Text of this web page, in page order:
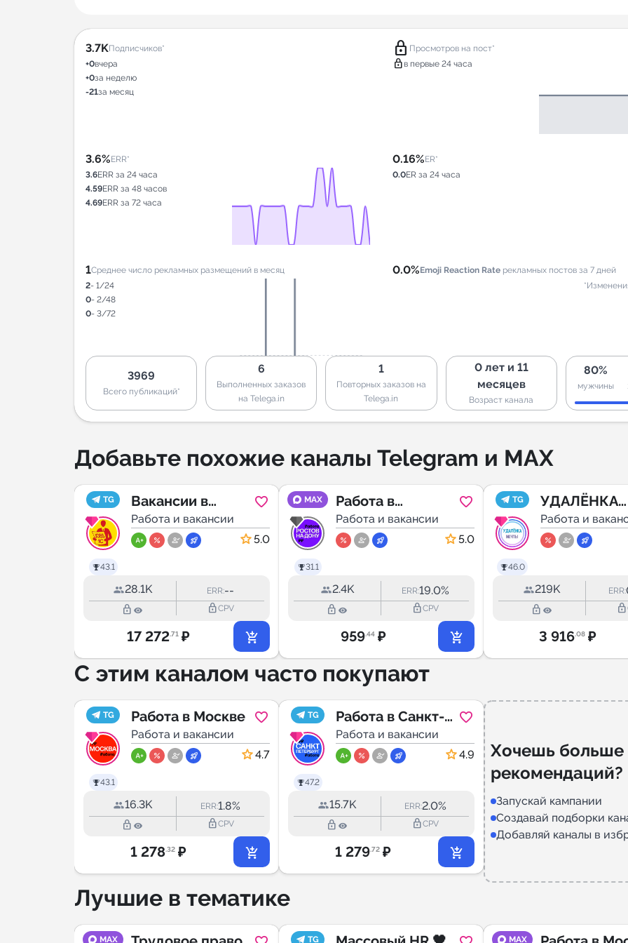
3.7KПодписчиков*
+0вчера
+0за неделю
-21за месяц
lock Просмотров на пост*
lock в первые 24 часа
3.6%ERR*
3.6ERR за 24 часа
4.59ERR за 48 часов
4.69ERR за 72 часа
0.16%ER*
0.0ER за 24 часа
1Среднее число рекламных размещений в месяц
2- 1/24
0- 2/48
0- 3/72
0.0%Emoji Reaction Rate рекламных постов за 7 дней
3969
Всего публикаций*
6
Выполненных заказов
на Telega.in
1
Повторных заказов на
Telega.in
0 лет и 11
месяцев
Возраст канала
80%
мужчины
Добавьте похожие каналы Telegram и MAX
TG
43.1
Вакансии в
сфере 1С
Работа и вакансии
5.0
28.1K ERR:--
lock_outline lock_outlineCPV
17 272.71 ₽
MAX
31.1
Работа в
Ростове-на-Дону
| Вакансии
Работа и вакансии
5.0
2.4K ERR:19.0%
lock_outline lock_outlineCPV
959.44 ₽
TG
46.0
УДАЛЁНКА
МЕЧТЫ -
фриланс /
Работа и
219K ERR:
lock_outline lock_outline
3 916.08 ₽
С этим каналом часто покупают
TG
43.1
Работа в Москве
Работа и вакансии
4.7
16.3K ERR:1.8%
lock_outline lock_outlineCPV
1 278.32 ₽
TG
47.2
Работа в Санкт-
Петербурге | СПб
Работа и вакансии
4.9
15.7K ERR:2.0%
lock_outline lock_outlineCPV
1 279.72 ₽
Хочешь больше
рекомендаций?
Запускай кампании
Создавай подборки
Добавляй каналы в
Лучшие в тематике
MAX TG MAX